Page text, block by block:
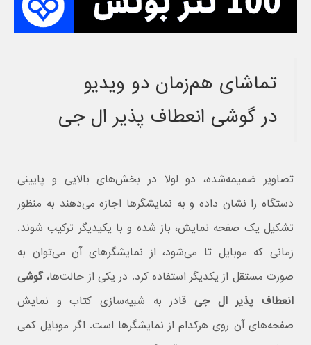
تماشای هم‌زمان دو ویدیو
در گوشی انعطاف پذیر ال جی
تصاویر ضمیمه‌شده، دو لولا در بخش‌های بالایی و پایینی
دستگاه را نشان داده و به نمایشگرها اجازه می‌دهند به منظور
تشکیل یک صفحه نمایش، باز شده و با یکیدیگر ترکیب شوند.
زمانی که موبایل تا می‌شود، از نمایشگرهای آن می‌توان به
صورت مستقل از یکدیگر استفاده کرد. در یکی از حالت‌ها،گوشی
انعطاف پذیر ال جی قادر به شبیه‌سازی کتاب و نمایش
صفحه‌های آن روی هرکدام از نمایشگرها است. اگر موبایل کمی